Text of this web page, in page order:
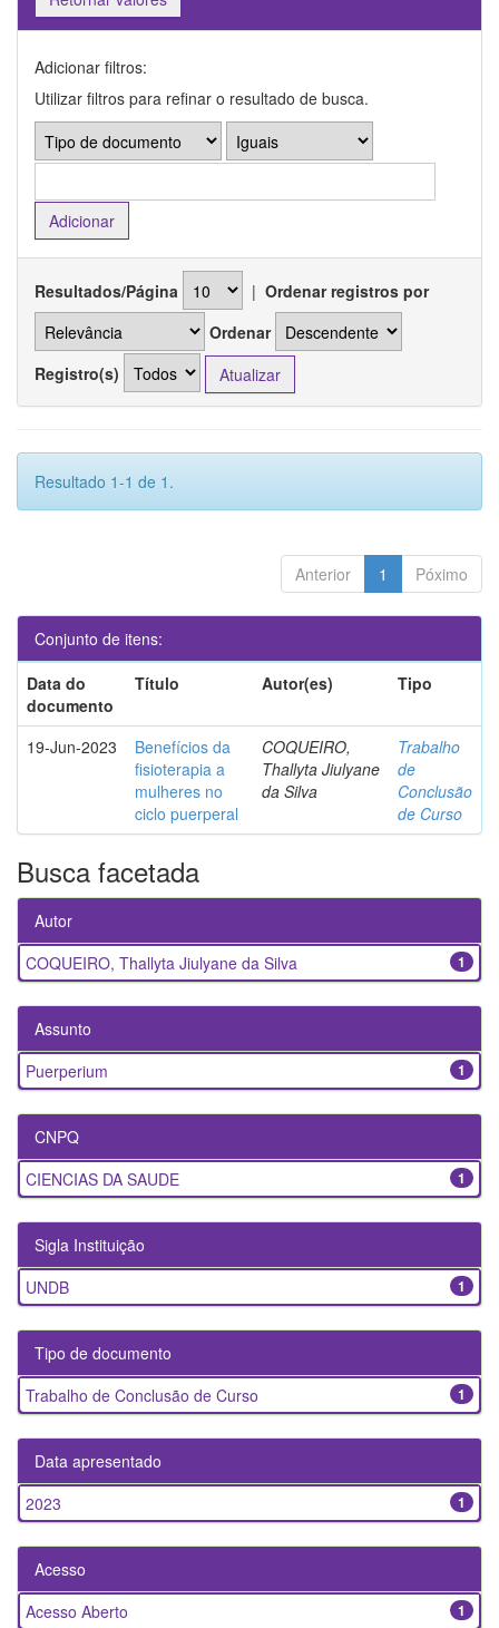
Adicionar filtros:
Utilizar filtros para refinar o resultado de busca.
Resultados/Página | Ordenar registros por
Ordenar
Registro(s)
Resultado 1-1 de 1.
Anterior 1 Póximo
Conjunto de itens:
Data do
documento
Título Autor(es) Tipo
19-Jun-2023
Benefícios da
fisioterapia a
mulheres no
ciclo puerperal
COQUEIRO,
Thallyta Jiulyane
da Silva
Trabalho
de
Conclusão
de Curso
Busca facetada
Autor
1
COQUEIRO, Thallyta Jiulyane da Silva
Assunto
1
Puerperium
CNPQ
1
CIENCIAS DA SAUDE
Sigla Instituição
1
UNDB
Tipo de documento
1
Trabalho de Conclusão de Curso
Data apresentado
1
2023
Acesso
1
Acesso Aberto